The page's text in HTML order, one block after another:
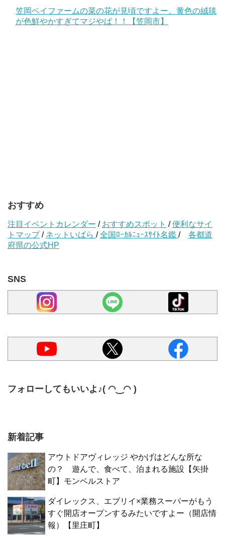
笠岡ベイファームの菜の花が見頃ですよー。黄色の絨毯
が色鮮やかすぎてマジやば！！【笠岡市】
おすすめ
注目イベントカレンダー / おすすめスポット /便利なサイ
トマップ/ ネットいばら /全国ﾛｰｶﾙﾆｭｰｽｻｲﾄ名鑑 / 各都道
府県の公式HP
SNS
フォローしてもいいよ♪( ◠‿◠ )
新着記事
アウトドアヴィレッジ やかげはどんな所な
の？ 遊んで、食べて、泊まれる施設【矢掛
町】モンベルストア
ダイレックス、エブリイ×業務スーパーがもう
すぐ開店オープンするみたいですよー（開店情
報）【里庄町】